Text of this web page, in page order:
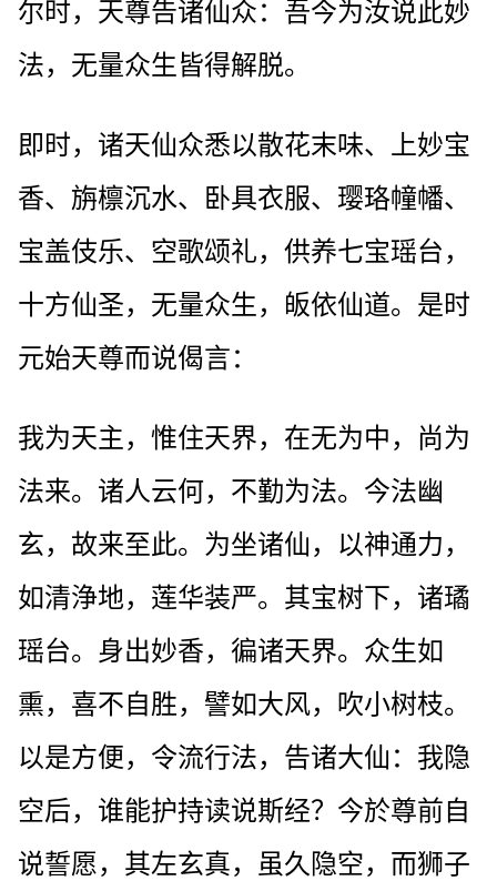
尔时，天尊告诸仙众：吾今为汝说此妙
法，无量众生皆得解脱。
即时，诸天仙众悉以散花末味、上妙宝
香、旃檩沉水、卧具衣服、璎珞幢幡、
宝盖伎乐、空歌颂礼，供养七宝瑶台，
十方仙圣，无量众生，皈依仙道。是时
元始天尊而说偈言：
我为天主，惟住天界，在无为中，尚为
法来。诸人云何，不勤为法。今法幽
玄，故来至此。为坐诸仙，以神通力，
如清浄地，莲华装严。其宝树下，诸璚
瑶台。身出妙香，徧诸天界。众生如
熏，喜不自胜，譬如大风，吹小树枝。
以是方便，令流行法，告诸大仙：我隐
空后，谁能护持读说斯经？今於尊前自
说誓愿，其左玄真，虽久隐空，而狮子